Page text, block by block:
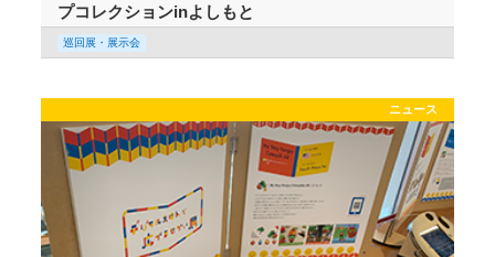
プコレクションinよしもと
巡回展・展示会
ニュース